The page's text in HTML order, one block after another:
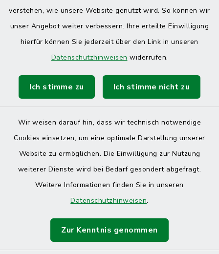
verstehen, wie unsere Website genutzt wird. So können wir
unser Angebot weiter verbessern. Ihre erteilte Einwilligung
hierfür können Sie jederzeit über den Link in unseren
Datenschutzhinweisen widerrufen.
Ich stimme zu Ich stimme nicht zu
Wir weisen darauf hin, dass wir technisch notwendige
Cookies einsetzen, um eine optimale Darstellung unserer
Website zu ermöglichen. Die Einwilligung zur Nutzung
weiterer Dienste wird bei Bedarf gesondert abgefragt.
Weitere Informationen finden Sie in unseren
Datenschutzhinweisen.
Zur Kenntnis genommen
Barrierefreiheit